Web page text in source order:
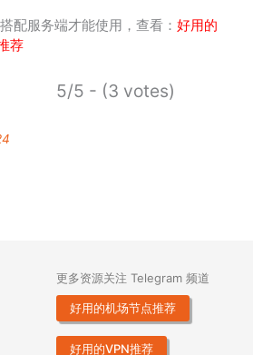
配服务端才能使用，查看：好用的
荐
5/5 - (3 votes)
更多资源关注 Telegram 频道
好用的机场节点推荐
好用的VPN推荐